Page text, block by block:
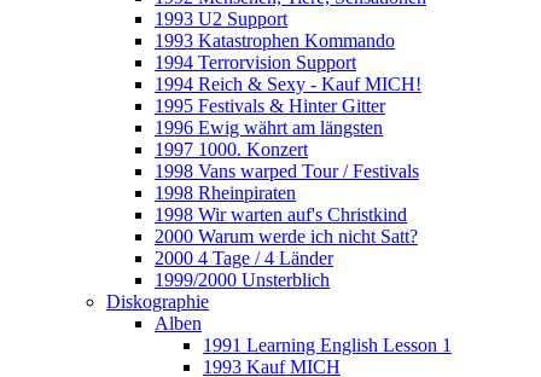
1993 U2 Support
1993 Katastrophen Kommando
1994 Terrorvision Support
1994 Reich & Sexy - Kauf MICH!
1995 Festivals & Hinter Gitter
1996 Ewig währt am längsten
1997 1000. Konzert
1998 Vans warped Tour / Festivals
1998 Rheinpiraten
1998 Wir warten auf's Christkind
2000 Warum werde ich nicht Satt?
2000 4 Tage / 4 Länder
1999/2000 Unsterblich
Diskographie
Alben
1991 Learning English Lesson 1
1993 Kauf MICH